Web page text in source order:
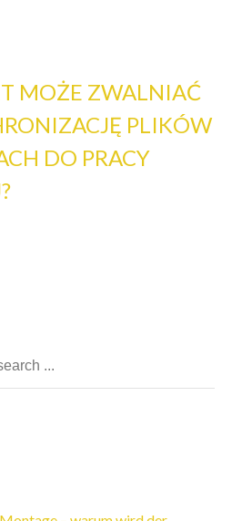
MOŻE ZWALNIAĆ
PLIKÓW
DO PRACY